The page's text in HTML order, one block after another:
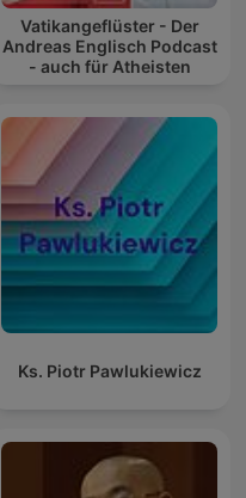
Vatikangeflüster - Der
Andreas Englisch Podcast
- auch für Atheisten
Ks. Piotr Pawlukiewicz